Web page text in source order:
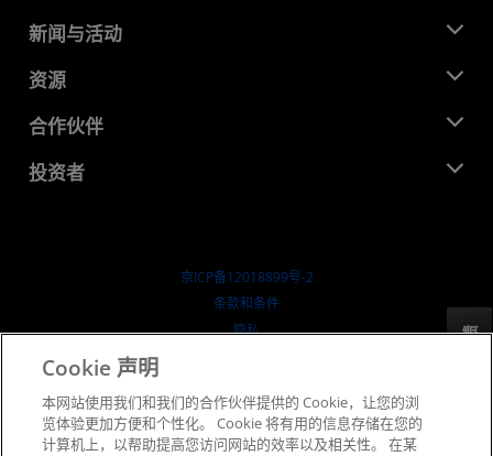
关于 AMD
企业责任
就业机会
联系我们
新闻与活动
新闻中心
媒体库
资源
开发中心
成功案例
合作伙伴
AMD 合作伙伴中心
投资者
SEC 报告
京ICP备12018899号-2
​条款和条件
隐私
公开公平竞争
英国税收策略
反馈
Cookie 声明
本网站使用我们和我们的合作伙伴提供的 Cookie，让您的浏
览体验更加方便和个性化。 Cookie 将有用的信息存储在您的
计算机上，以帮助提高您访问网站的效率以及相关性。 在某